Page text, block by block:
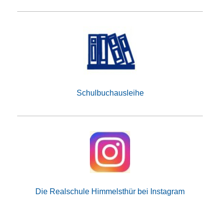
Schulbuchausleihe
Die Realschule Himmelsthür bei Instagram